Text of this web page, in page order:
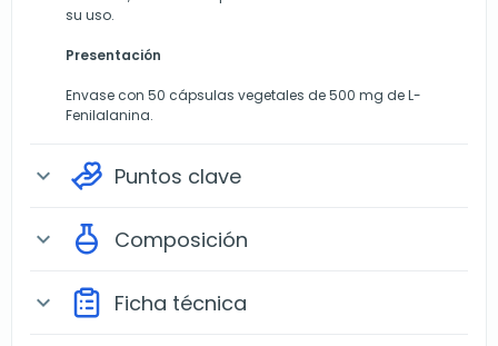
su uso.
Presentación
Envase con 50 cápsulas vegetales de 500 mg de L-
Fenilalanina.
expand_more Puntos clave
expand_more Composición
expand_more Ficha técnica